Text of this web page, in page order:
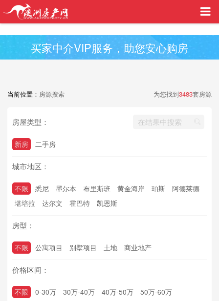
买家中介VIP服务，助您安心购房
当前位置： 房源搜索 为您找到3483套房源
房屋类型：
新房 二手房
城市地区：
不限 悉尼 墨尔本 布里斯班 黄金海岸 珀斯
阿德莱德
堪培拉
达尔文 霍巴特 凯恩斯
房型：
不限 公寓项目 别墅项目 土地 商业地产
价格区间：
不限 0-30万 30万-40万 40万-50万
50万-60万